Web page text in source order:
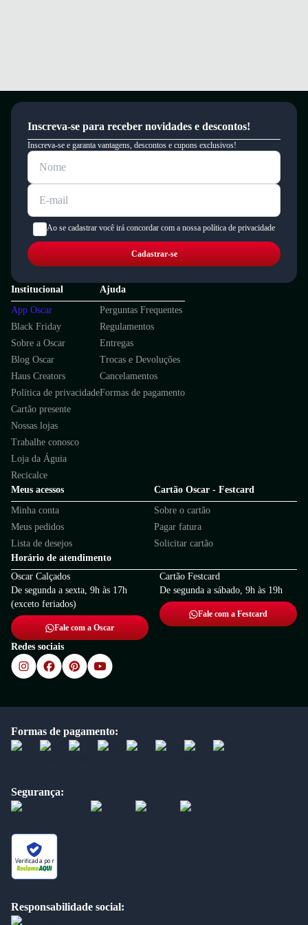
Inscreva-se para receber novidades e descontos!
Inscreva-se e garanta vantagens, descontos e cupons exclusivos!
Ao se cadastrar você irá concordar com a nossa política de privacidade
Cadastrar-se
Institucional
App Oscar
Black Friday
Sobre a Oscar
Blog Oscar
Haus Creators
Política de privacidade
Cartão presente
Nossas lojas
Trabalhe conosco
Loja da Águia
Recicalce
Ajuda
Perguntas Frequentes
Regulamentos
Entregas
Trocas e Devoluções
Cancelamentos
Formas de pagamento
Meus acessos
Minha conta
Meus pedidos
Lista de desejos
Cartão Oscar - Festcard
Sobre o cartão
Pagar fatura
Solicitar cartão
Horário de atendimento
Oscar Calçados
De segunda a sexta, 9h às 17h
(exceto feriados)
Fale com a Oscar
Cartão Festcard
De segunda a sábado, 9h às 19h
Fale com a Festcard
Redes sociais
Formas de pagamento:
Segurança:
Verificada por
Responsabilidade social: